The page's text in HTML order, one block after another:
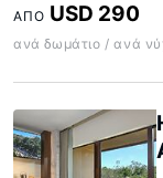
ΑΠΌ USD 290
ανά δωμάτιο / ανά